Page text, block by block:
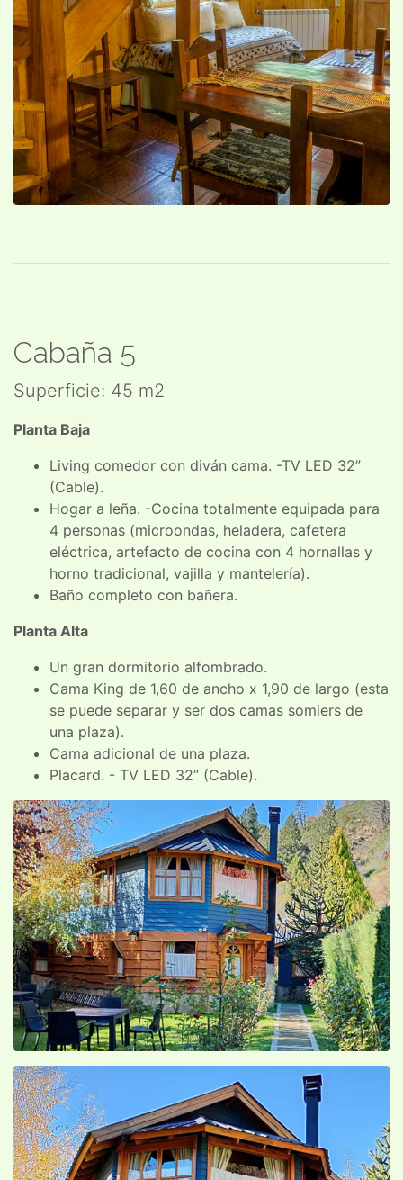
Cabaña 5
Superficie: 45 m2
Planta Baja
Living comedor con diván cama. -TV LED 32”
(Cable).
Hogar a leña. -Cocina totalmente equipada para
4 personas (microondas, heladera, cafetera
eléctrica, artefacto de cocina con 4 hornallas y
horno tradicional, vajilla y mantelería).
Baño completo con bañera.
Planta Alta
Un gran dormitorio alfombrado.
Cama King de 1,60 de ancho x 1,90 de largo (esta
se puede separar y ser dos camas somiers de
una plaza).
Cama adicional de una plaza.
Placard. - TV LED 32” (Cable).